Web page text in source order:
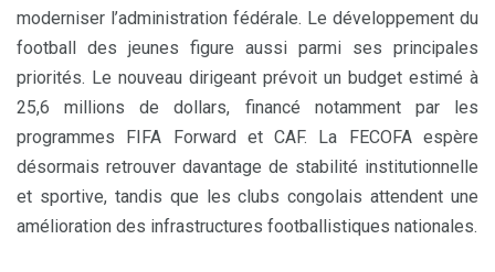
moderniser l’administration fédérale. Le développement du
football des jeunes figure aussi parmi ses principales
priorités. Le nouveau dirigeant prévoit un budget estimé à
25,6 millions de dollars, financé notamment par les
programmes FIFA Forward et CAF. La FECOFA espère
désormais retrouver davantage de stabilité institutionnelle
et sportive, tandis que les clubs congolais attendent une
amélioration des infrastructures footballistiques nationales.